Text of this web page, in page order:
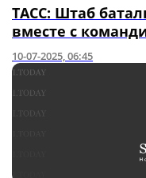
ТАСС: Штаб
вместе с
10-07-2025, 06:45